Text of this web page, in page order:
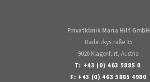
Privatklinik Maria Hilf GmbH
Radetzkystraße 35
9020 Klagenfurt, Austria
T: +43 (0) 463 5885 0
F: +43 (0) 463 5885 4980